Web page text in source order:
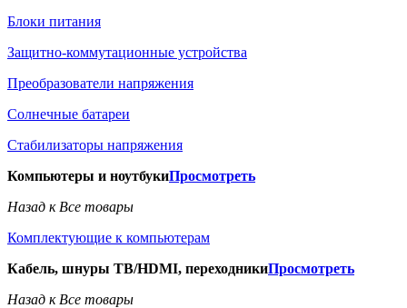
Блоки питания
Защитно-коммутационные устройства
Преобразователи напряжения
Солнечные батареи
Стабилизаторы напряжения
Компьютеры и ноутбукиПросмотреть
Назад к Все товары
Комплектующие к компьютерам
Кабель, шнуры ТВ/HDMI, переходникиПросмотреть
Назад к Все товары